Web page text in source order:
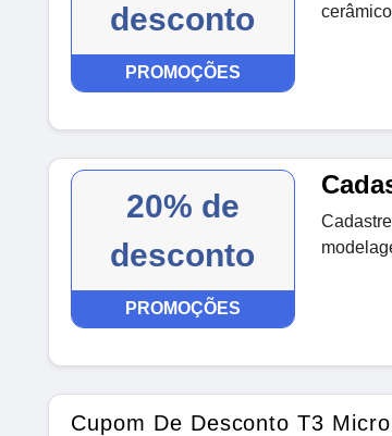
desconto
PROMOÇÕES
20% de
desconto
PROMOÇÕES
Cupom De Desconto T3 Micro